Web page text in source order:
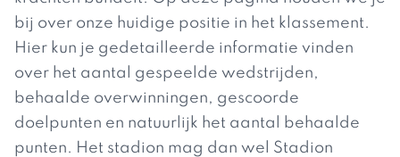
bij over onze huidige positie in het klassement.
Hier kun je gedetailleerde informatie vinden
over het aantal gespeelde wedstrijden,
behaalde overwinningen, gescoorde
doelpunten en natuurlijk het aantal behaalde
punten. Het stadion mag dan wel Stadion